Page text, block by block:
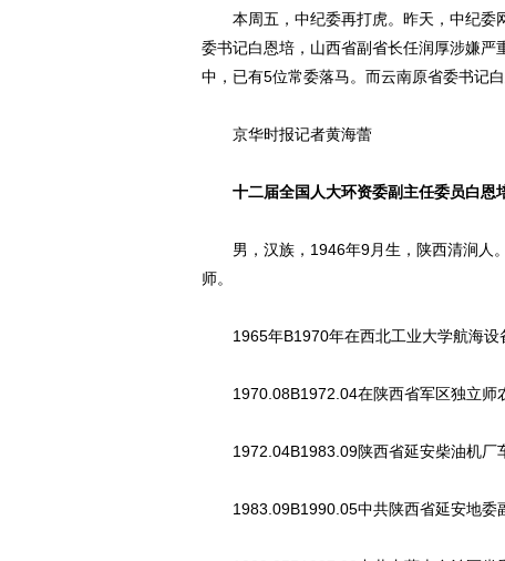
本周五，中纪委再打虎。昨天，中纪委
委书记白恩培，山西省副省长任润厚涉嫌
中，已有5位常委落马。而云南原省委书记
京华时报记者黄海蕾
十二届全国人大环资委副主任委员白恩
男，汉族，1946年9月生，陕西清涧人
师。
1965年B1970年在西北工业大学航海设
1970.08B1972.04在陕西省军区独立师
1972.04B1983.09陕西省延安柴油机厂
1983.09B1990.05中共陕西省延安地委